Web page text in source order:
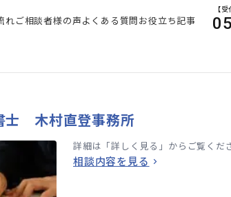
れご相談者様の声よくある質問お役立ち記事
【
果
士 木村直登事務所
詳細は「詳しく見る」からご覧くだ
相談内容を見る